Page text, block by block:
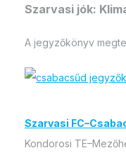
Szarvasi jók:
A jegyzőkönyv
Szarvasi
Kondorosi